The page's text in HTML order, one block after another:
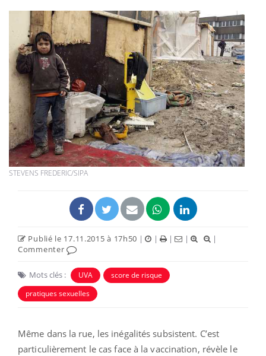
STEVENS FREDERIC/SIPA
Publié le 17.11.2015 à 17h50 | | | |
|
Commenter
Mots clés : UVA
score de risque
pratiques sexuelles
Même dans la rue, les inégalités subsistent. C’est
particulièrement le cas face à la vaccination, révèle le